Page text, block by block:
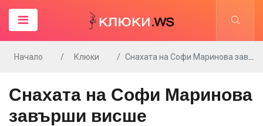
Начало Клюки Снахата на Софи Маринова завърши висше образование
Снахата на Софи Маринова
завърши висше